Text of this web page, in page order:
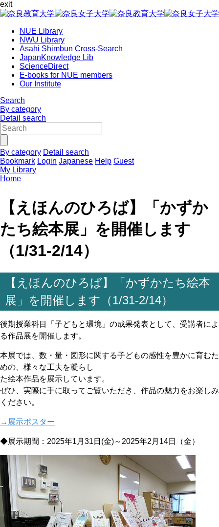
exit
NUE Library
NWU Library
Asahi Shimbun Cross-Search
JapanKnowledge Lib
ScienceDirect
E-books for NUE members
Our Institute
Search
By category
Detail search
By category Detail search
Bookmark Login Japanese Help Guest
My Library
Home
【えほんのひろば】「かずか
たち絵本展」を開催します
（1/31-2/14）
【えほんのひろば】「かずかたち絵本
展」を開催します（1/31-2/14）
後期授業科目「子どもと環境」の成果発表として、受講者によ
る作品展を開催します。
本展では、数・量・図形に関する子どもの感性を豊かに育むた
めの、様々な工夫を凝らし
た絵本作品を展示しています。
ぜひ、実際に手に取ってご覧いただき、作品の魅力をお楽しみ
ください。
→展示ポスター
◆展示期間：2025年1月31日(金)～2025年2月14日（金）